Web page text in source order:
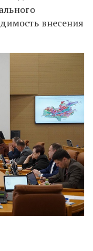
внесения